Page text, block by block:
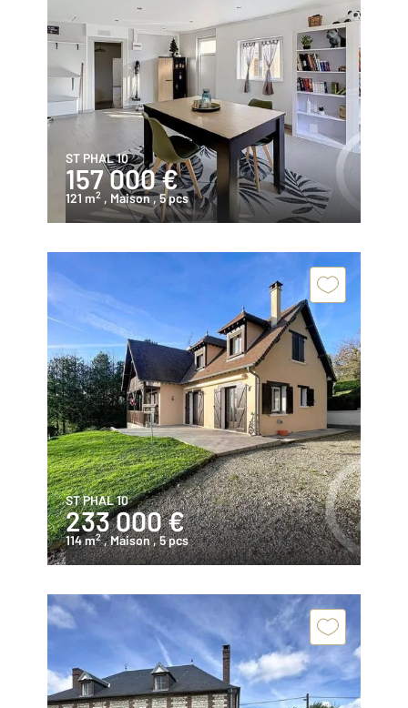
ST PHAL 10
157 000 €
121 m2 , Maison, 5 pcs
ST PHAL 10
233 000 €
114 m2 , Maison, 5 pcs